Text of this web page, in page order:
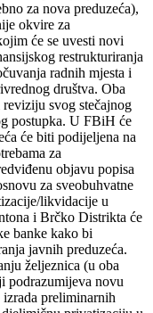
za nova preduzeća),
okvire za
će se uvesti novi
restrukturiranja
radnih mjesta i
društva. Oba
svog stečajnog
postupka. U FBiH će
će biti podijeljena na
za
objavu popisa
za sveobuhvatne
likvidacije u
i Brčko Distrikta će
banke kako bi
javnih preduzeća.
željeznica (u oba
podrazumijeva novu
preliminarnih